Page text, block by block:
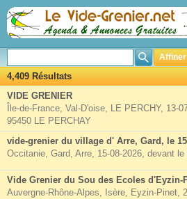
Affiner
4,409 Résultats
VIDE GRENIER
Île-de-France, Val-D'oise, LE PERCHY, 13-
95450 LE PERCHAY
vide-grenier du village d' Arre, Gard, le
Occitanie, Gard, Arre, 15-08-2026, devant
Vide Grenier du Sou des Ecoles d'Eyzin-
Auvergne-Rhône-Alpes, Isère, Eyzin-Pinet,